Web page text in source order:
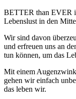
BETTER than EVER
Lebenslust in den
Wir sind davon
und erfreuen uns an
tun können, um das
Mit einem
gehen wir einfach
das leben wir.